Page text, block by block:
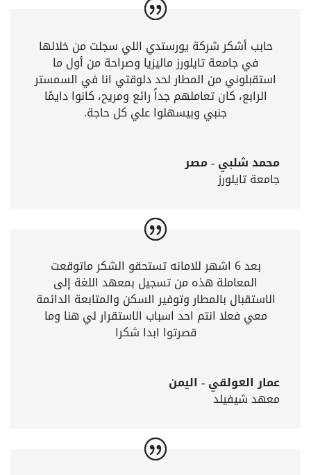
حابب أشكر شركة يورستدي اللي سجلت من خلالها
في جامعة تايلورز ماليزيا وصراحة من أول ما
استقبلوني من المطار لحد دلوقتي انا في السمستر
الرابع، كان تعاملهم جداً رائع ومريح، كانوا دايمًا
جنبي وبيسهلوا علي كل حاجة.
محمد شلبي - مصر
جامعة تايلورز
بعد 6 اشهر للامانه تستحقو الشكر ماتوقعت
المعاملة هذه من تسجيل بمعهد اللغة إلى
الاستقبال بالمطار وتوفير السكن والمتابعة الدائمة
معي فعلا انتم احد اسباب الاستقرار لي هنا وما
قصرتوا ابدا شكرا
عمار العولقي - اليمن
معهد شيفيلد